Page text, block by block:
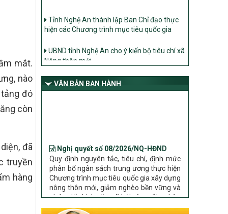
mắt.
nào
đó
còn
đã
truyền
hàng
hiện các Chương trình mục tiêu quốc gia
Nông thôn mới
Ban Thường vụ Tỉnh ủy Nghệ An ban hành
mục tiêu quốc gia xây dựng nông thôn mới,
giảm nghèo bền vững và phát triển kinh tế –
mục tiêu quốc gia trên địa bàn
VĂN BẢN BAN HÀNH
Quy định nguyên tắc, tiêu chí, định mức
phân bổ ngân sách trung ương thực hiện
Chương trình mục tiêu quốc gia xây dựng
nông thôn mới, giảm nghèo bền vững và
phát triển kinh tế – xã hội vùng đồng bào
dân tộc thiểu số và miền núi giai đoạn